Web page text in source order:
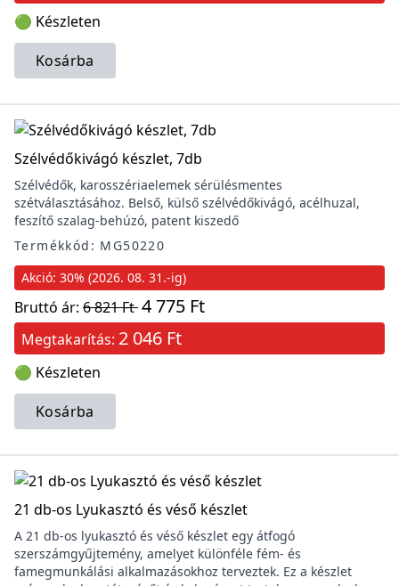
🟢 Készleten
Kosárba
Szélvédőkivágó készlet, 7db
Szélvédők, karosszériaelemek sérülésmentes
szétválasztásához. Belső, külső szélvédőkivágó, acélhuzal,
feszítő szalag-behúzó, patent kiszedő
Termékkód: MG50220
Akció: 30% (2026. 08. 31.-ig)
Bruttó ár: 6 821 Ft4 775 Ft
Megtakarítás: 2 046 Ft
🟢 Készleten
Kosárba
21 db-os Lyukasztó és véső készlet
A 21 db-os lyukasztó és véső készlet egy átfogó
szerszámgyűjtemény, amelyet különféle fém- és
famegmunkálási alkalmazásokhoz terveztek. Ez a készlet